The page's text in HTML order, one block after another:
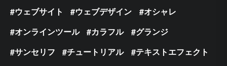
ウェブサイト
ウェブデザイン
オシャレ
オンラインツール
カラフル
グランジ
サンセリフ
チュートリアル
テキストエフェクト